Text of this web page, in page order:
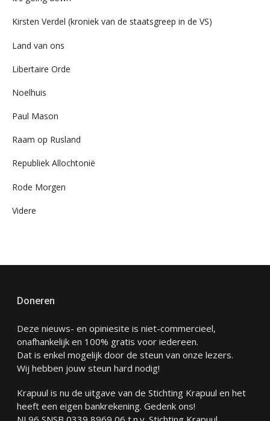
Kirsten Verdel (kroniek van de staatsgreep in de VS)
Land van ons
Libertaire Orde
Noelhuis
Paul Mason
Raam op Rusland
Republiek Allochtonië
Rode Morgen
Videre
Doneren
Deze nieuws- en opiniesite is niet-commercieel,
onafhankelijk en 100% gratis voor iedereen.
Dat is enkel mogelijk door de steun van onze lezers.
Wij hebben jouw steun hard nodig!
Krapuul is nu de uitgave van de Stichting Krapuul en het
heeft een eigen bankrekening. Gedenk ons!